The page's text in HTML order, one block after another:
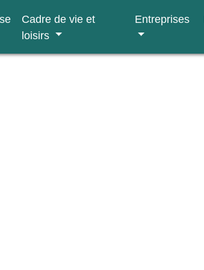
Cadre de vie et
loisirs
Entreprises